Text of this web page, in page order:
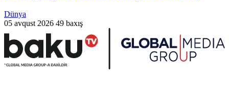
Dünya
05 avqust 2026 49 baxış